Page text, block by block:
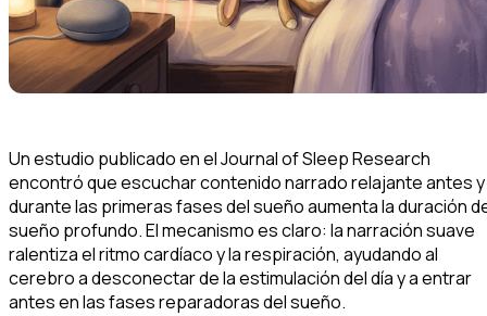
Un estudio publicado en elJournal of Sleep Research
encontró que escuchar contenido narrado relajante antes y
durante las primeras fases del sueño aumenta la duración
sueño profundo. El mecanismo es claro: la narración suave
ralentiza el ritmo cardíaco y la respiración, ayudando al
cerebro a desconectar de la estimulación del día y a entrar
antes en las fases reparadoras del sueño.